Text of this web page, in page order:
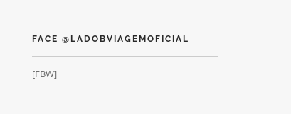
FACE @LADOBVIAGEMOFICIAL
[FBW]